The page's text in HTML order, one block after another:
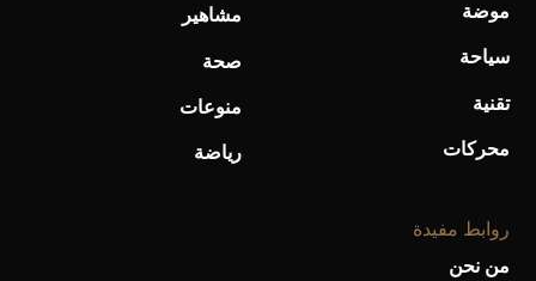
موضة
سياحة
تقنية
محركات
مشاهير
صحة
منوعات
رياضة
روابط مفيدة
من نحن